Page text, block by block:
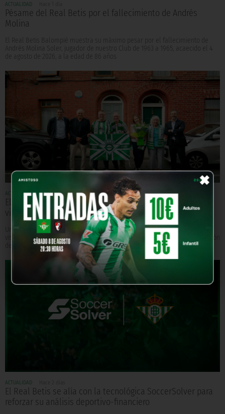
×
ACTUALIDAD
Pésame del Real Betis por el fallecimiento de Andrés
Molina
El Real Betis Balompié muestra su máximo pesar por el fallecimiento de
Andrés Molina Soler, jugador de nuestro Club de 1963 a 1965, acaecido el 4
de agosto de 2026, a la edad de 86 años
ACTUALIDAD Hace 1 día
El Real Betis rinde homenaje a Patrick O'Connell en su
visita a Dublín
Una representación institucional del Club y diferentes peñas béticas
visitaron el domicilio de juventud del único entrenador verdiblanco campeón
ACTUALIDAD
El Real Betis se alía con la tecnológica SoccerSolver para
reforzar su análisis deportivo-financiero